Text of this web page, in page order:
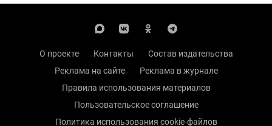
О проекте Контакты
Состав издательства
Реклама на сайте
Реклама в журнале
Правила использования материалов
Пользовательское соглашение
Политика использования cookie-файлов